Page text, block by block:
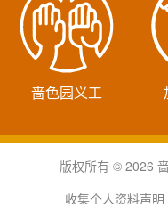
啬色园义工
版权所有 © 2026
收集个人资料声明